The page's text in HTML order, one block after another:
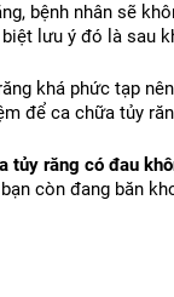
bệnh nhân sẽ
lưu ý đó là sau
khá phức tạp
để ca chữa tủy
tủy răng có đau
còn đang băn